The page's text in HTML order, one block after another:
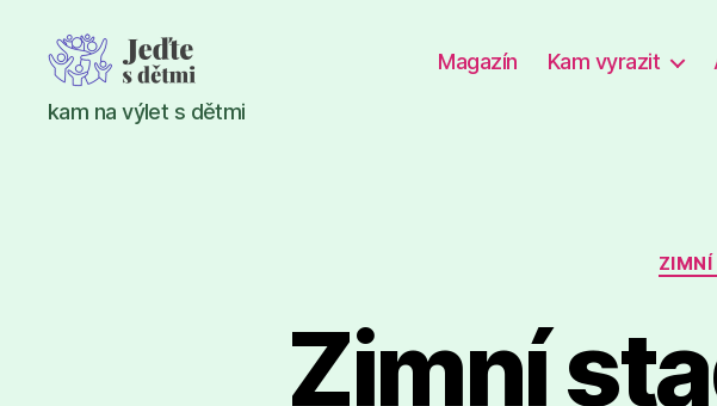
Jeďte
s
kam na výlet s dětmi
Magazín Kam vyrazit
ZIMNÍ
Zimní